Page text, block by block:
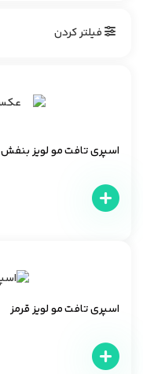
فیلتر کردن
اسپری تافت مو لویز بنفش
اسپری تافت مو لویز قرمز